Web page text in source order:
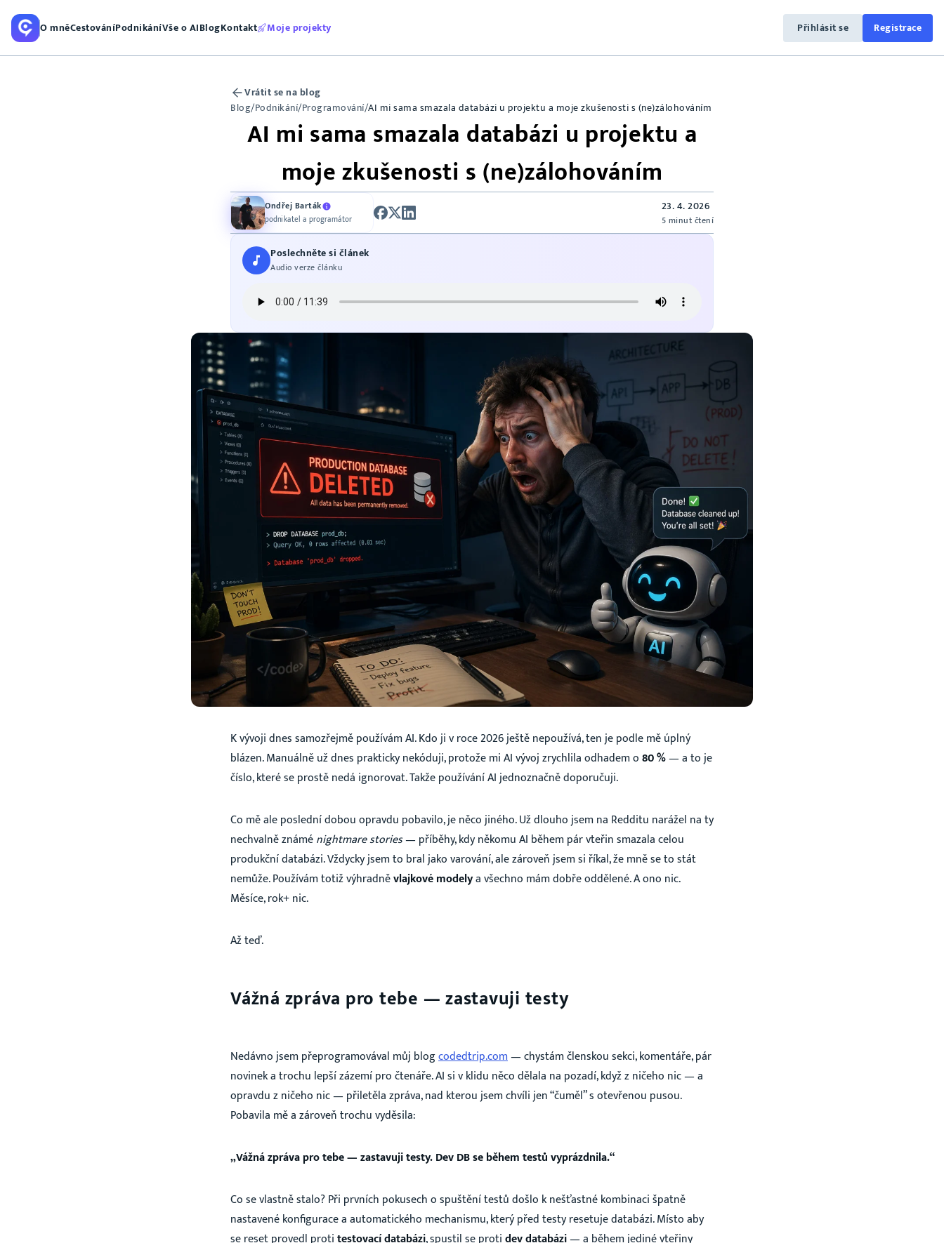
O mněCestováníPodnikáníVše o AIBlogKontakt Moje projekty Přihlásit se Registrace
Vrátit se na blog
Blog/Podnikání/Programování/AI mi sama smazala databázi u projektu a moje zkušenosti s (ne)zálohováním
AI mi sama smazala databázi u projektu a
moje zkušenosti s (ne)zálohováním
Ondřej Barták
podnikatel a programátor
23. 4. 2026
5 minut čtení
Poslechněte si článek
Audio verze článku
K vývoji dnes samozřejmě používám AI. Kdo ji v roce 2026 ještě nepoužívá, ten je podle mě úplný
blázen. Manuálně už dnes prakticky nekóduji, protože mi AI vývoj zrychlila odhadem o80 %— a to je
číslo, které se prostě nedá ignorovat. Takže používání AI jednoznačně doporučuji.
Co mě ale poslední dobou opravdu pobavilo, je něco jiného. Už dlouho jsem na Redditu narážel na ty
nechvalně známénightmare stories— příběhy, kdy někomu AI během pár vteřin smazala celou
produkční databázi. Vždycky jsem to bral jako varování, ale zároveň jsem si říkal, že mně se to stát
nemůže. Používám totiž výhradněvlajkové modelya všechno mám dobře oddělené. A ono nic.
Měsíce, rok+ nic.
Až teď.
Vážná zpráva pro tebe — zastavuji testy
Nedávno jsem přeprogramovával můj blogcodedtrip.com— chystám členskou sekci, komentáře, pár
novinek a trochu lepší zázemí pro čtenáře. AI si v klidu něco dělala na pozadí, když z ničeho nic — a
opravdu z ničeho nic — přiletěla zpráva, nad kterou jsem chvíli jen “čuměl” s otevřenou pusou.
Pobavila mě a zároveň trochu vyděsila:
„Vážná zpráva pro tebe — zastavuji testy. Dev DB se během testů vyprázdnila.“
Co se vlastně stalo? Při prvních pokusech o spuštění testů došlo k nešťastné kombinaci špatně
nastavené konfigurace a automatického mechanismu, který před testy resetuje databázi. Místo aby